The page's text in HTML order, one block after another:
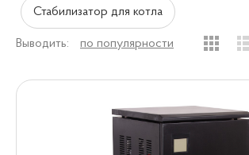
Стабилизатор для котла
Выводить: по популярности